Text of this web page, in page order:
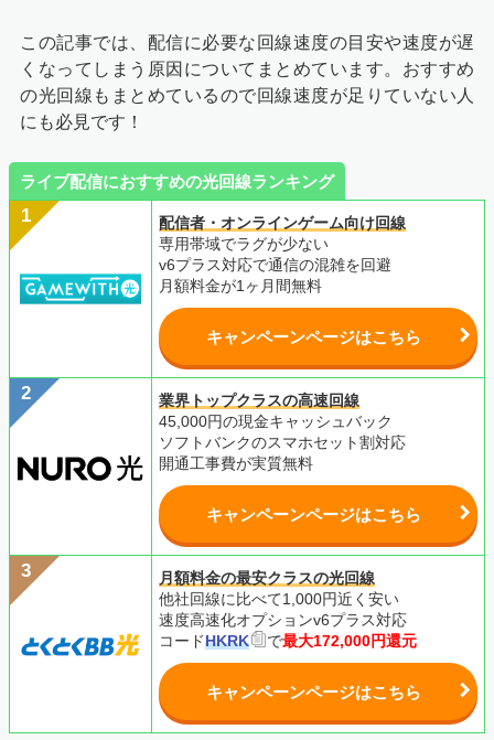
この記事では、配信に必要な回線速度の目安や速度が遅
くなってしまう原因についてまとめています。おすすめ
の光回線もまとめているので回線速度が足りていない人
にも必見です！
ライブ配信におすすめの光回線ランキング
配信者・オンラインゲーム向け回線
専用帯域でラグが少ない
v6プラス対応で通信の混雑を回避
月額料金が1ヶ月間無料
キャンペーンページはこちら
業界トップクラスの高速回線
45,000円の現金キャッシュバック
ソフトバンクのスマホセット割対応
開通工事費が実質無料
キャンペーンページはこちら
月額料金の最安クラスの光回線
他社回線に比べて1,000円近く安い
速度高速化オプションv6プラス対応
コードHKRK で最大172,000円還元
キャンペーンページはこちら